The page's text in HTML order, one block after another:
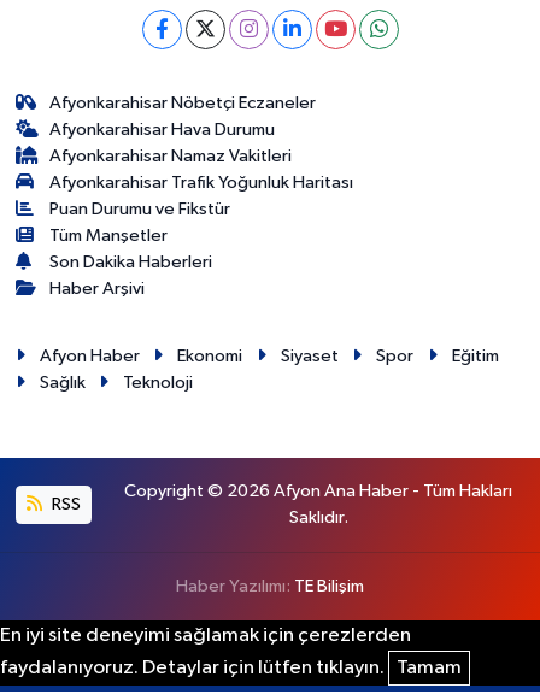
Afyonkarahisar Nöbetçi Eczaneler
Afyonkarahisar Hava Durumu
Afyonkarahisar Namaz Vakitleri
Afyonkarahisar Trafik Yoğunluk Haritası
Puan Durumu ve Fikstür
Tüm Manşetler
Son Dakika Haberleri
Haber Arşivi
Afyon Haber Ekonomi Siyaset Spor
Eğitim
Sağlık
Teknoloji
RSS
Copyright © 2026 Afyon Ana Haber - Tüm Hakları
Saklıdır.
Haber Yazılımı: TE Bilişim
En iyi site deneyimi sağlamak için çerezlerden
faydalanıyoruz. Detaylar için lütfen tıklayın.
Tamam